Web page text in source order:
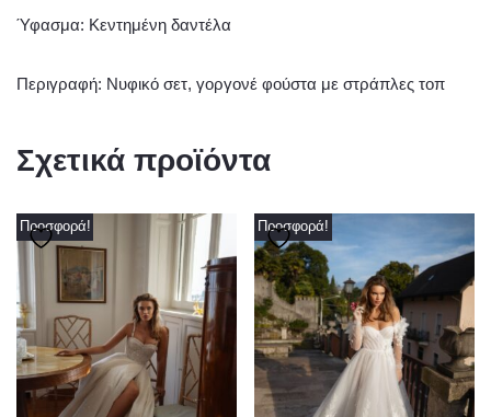
Ύφασμα: Κεντημένη δαντέλα
Περιγραφή: Νυφικό σετ, γοργονέ φούστα με στράπλες τοπ
Σχετικά προϊόντα
Προσφορά! Προσφορά!